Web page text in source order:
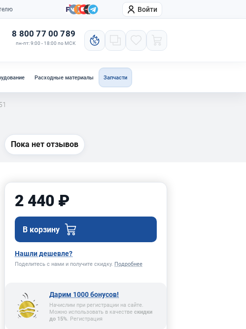
Компания Войти
8 800 77 00 789
пн-пт: 9:00 - 18:00 по МСК
Расходные материалы Запчасти
Пока нет отзывов
2 440 ₽
В корзину
Нашли дешевле?
Поделитесь с нами и получите скидку. Подробнее
Дарим 1000 бонусов!
Начислим при регистрации на сайте.
Можно использовать в качестве скидки
до 15%. Регистрация